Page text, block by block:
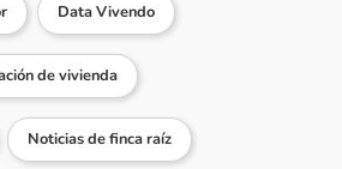
Data Vivendo
de vivienda
Noticias de finca raíz